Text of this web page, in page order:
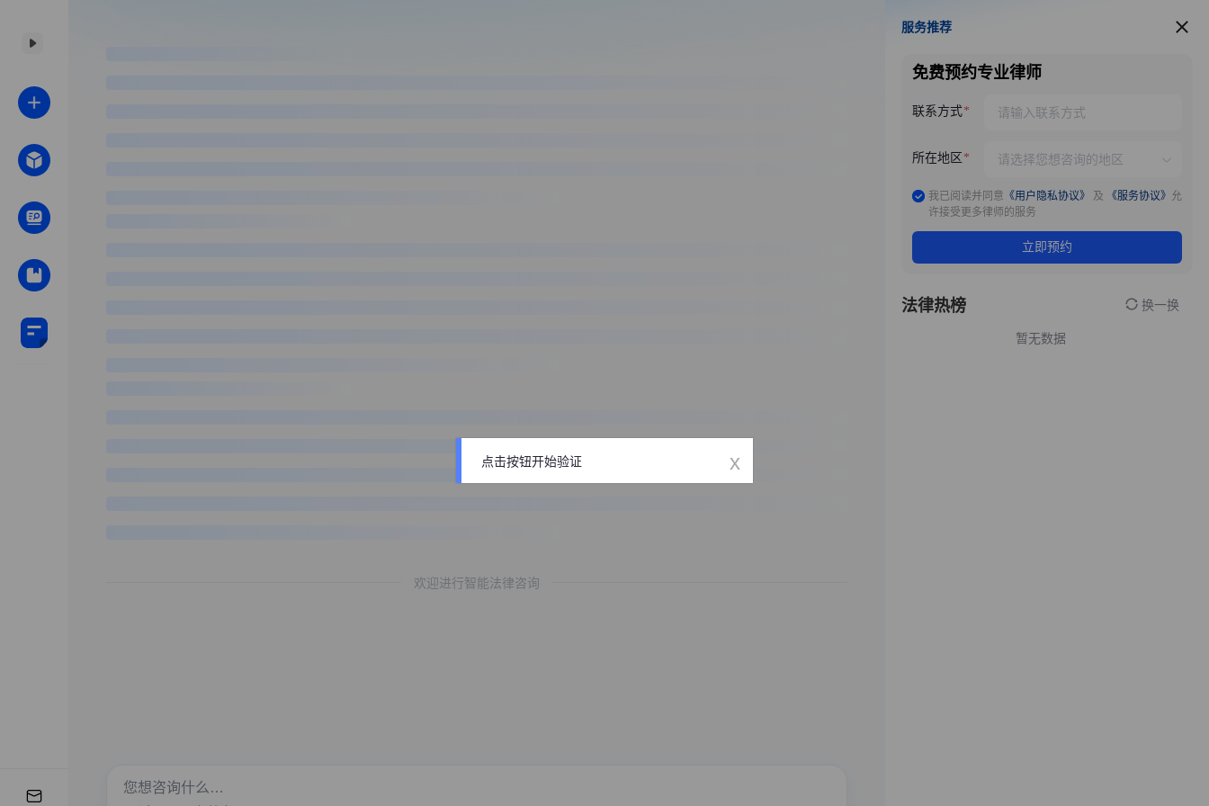
欢迎进行智能法律咨询
服务推荐
服务推荐
免费预约专业律师
联系方式
所在地区
我已阅读并同意 《用户隐私协议》 及 《服务协议》 允
许接受更多律师的服务
立即预约
法律热榜 换一换
暂无数据
点击按钮开始验证 x